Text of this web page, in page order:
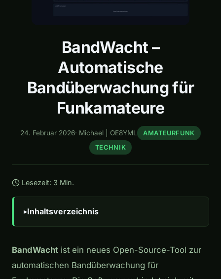
BandWacht –
Automatische
Bandüberwachung für
Funkamateure
24. Februar 2026· Michael | OE8YML
AMATEURFUNK
TECHNIK
Lesezeit: 3 Min.
Inhaltsverzeichnis
BandWacht ist ein neues Open-Source-Tool zur
automatischen Bandüberwachung für